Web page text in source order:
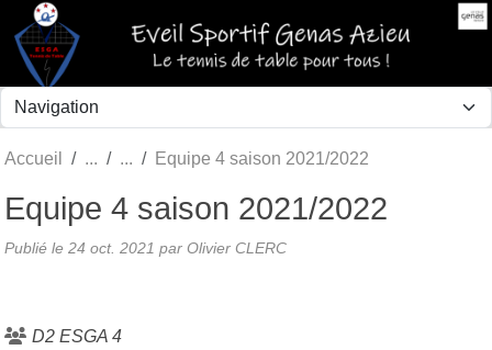
Accueil Equipe 4 saison 2021/2022
Equipe 4 saison 2021/2022
Publié le 24 oct. 2021 par Olivier CLERC
D2 ESGA 4
Panneau de gestion des cookies